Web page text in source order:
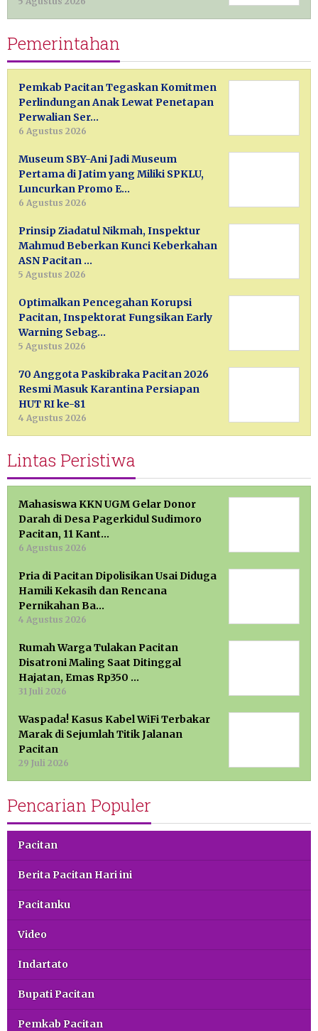
Pemerintahan
Pemkab Pacitan Tegaskan Komitmen
Perlindungan Anak Lewat Penetapan
Perwalian Ser…
6 Agustus 2026
Museum SBY-Ani Jadi Museum
Pertama di Jatim yang Miliki SPKLU,
Luncurkan Promo E…
6 Agustus 2026
Prinsip Ziadatul Nikmah, Inspektur
Mahmud Beberkan Kunci Keberkahan
ASN Pacitan …
5 Agustus 2026
Optimalkan Pencegahan Korupsi
Pacitan, Inspektorat Fungsikan Early
Warning Sebag…
5 Agustus 2026
70 Anggota Paskibraka Pacitan 2026
Resmi Masuk Karantina Persiapan
HUT RI ke-81
4 Agustus 2026
Lintas Peristiwa
Mahasiswa KKN UGM Gelar Donor
Darah di Desa Pagerkidul Sudimoro
Pacitan, 11 Kant…
6 Agustus 2026
Pria di Pacitan Dipolisikan Usai Diduga
Hamili Kekasih dan Rencana
Pernikahan Ba…
4 Agustus 2026
Rumah Warga Tulakan Pacitan
Disatroni Maling Saat Ditinggal
Hajatan, Emas Rp350 …
31 Juli 2026
Waspada! Kasus Kabel WiFi Terbakar
Marak di Sejumlah Titik Jalanan
Pacitan
29 Juli 2026
Pencarian Populer
Pacitan
Berita Pacitan Hari ini
Pacitanku
Video
Indartato
Bupati Pacitan
Pemkab Pacitan